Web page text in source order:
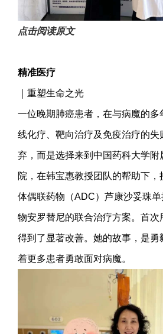
点击阅读原文
精准医疗
｜重塑生命之光
一位晚期肺癌患者，在与病魔的多
线化疗、靶向治疗及免疫治疗的失
弃，而是选择来到中国药科大学附
院，在韩宝惠教授团队的帮助下
体偶联药物（ADC）芦康沙妥珠
物安罗替尼的联合治疗方案。首次
得到了显著改善。她的故事，是勇
着更多患者勇敢面对病魔。